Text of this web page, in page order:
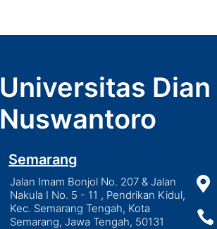
Universitas Dian
Nuswantoro
Semarang
Jalan Imam Bonjol No. 207 & Jalan
Nakula I No. 5 - 11 , Pendrikan Kidul,
Kec. Semarang Tengah, Kota
Semarang, Jawa Tengah, 50131

